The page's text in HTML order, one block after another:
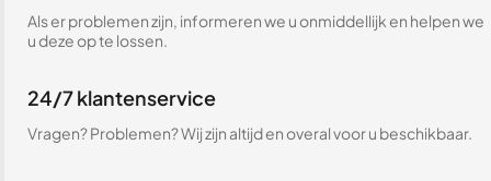
Als er problemen zijn, informeren we u onmiddellijk en helpen we
u deze op te lossen.
24/7 klantenservice
Vragen? Problemen? Wij zijn altijd en overal voor u beschikbaar.